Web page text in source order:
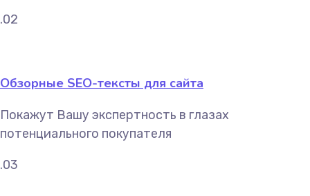
.02
Обзорные SEO-тексты для сайта
Покажут Вашу экспертность в глазах
потенциального покупателя
.03